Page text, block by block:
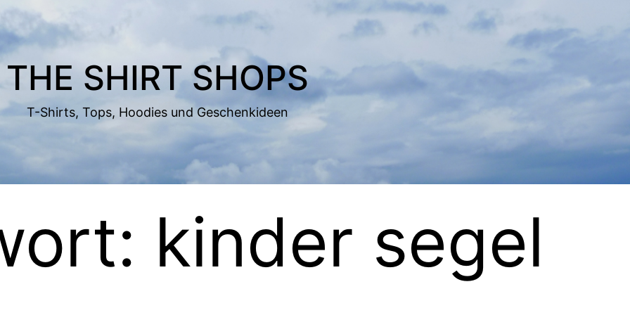
THE SHIRT SHOPS
T-Shirts, Tops, Hoodies und Geschenkideen
kinder segel